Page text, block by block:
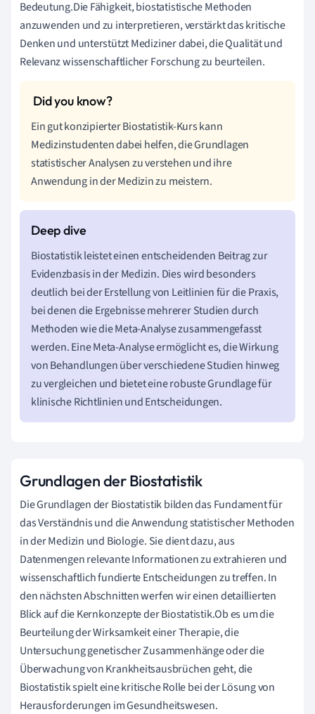
Bedeutung.Die Fähigkeit, biostatistische Methoden
anzuwenden und zu interpretieren, verstärkt das kritische
Denken und unterstützt Mediziner dabei, die Qualität und
Relevanz wissenschaftlicher Forschung zu beurteilen.
Ein gut konzipierter Biostatistik-Kurs kann
Medizinstudenten dabei helfen, die Grundlagen
statistischer Analysen zu verstehen und ihre
Anwendung in der Medizin zu meistern.
Biostatistik leistet einen entscheidenden Beitrag zur
Evidenzbasis in der Medizin. Dies wird besonders
deutlich bei der Erstellung von Leitlinien für die Praxis,
bei denen die Ergebnisse mehrerer Studien durch
Methoden wie die Meta-Analyse zusammengefasst
werden. Eine Meta-Analyse ermöglicht es, die Wirkung
von Behandlungen über verschiedene Studien hinweg
zu vergleichen und bietet eine robuste Grundlage für
klinische Richtlinien und Entscheidungen.
Grundlagen der Biostatistik
Die Grundlagen der Biostatistik bilden das Fundament für
das Verständnis und die Anwendung statistischer Methoden
in der Medizin und Biologie. Sie dient dazu, aus
Datenmengen relevante Informationen zu extrahieren und
wissenschaftlich fundierte Entscheidungen zu treffen. In
den nächsten Abschnitten werfen wir einen detaillierten
Blick auf die Kernkonzepte der Biostatistik.Ob es um die
Beurteilung der Wirksamkeit einer Therapie, die
Untersuchung genetischer Zusammenhänge oder die
Überwachung von Krankheitsausbrüchen geht, die
Biostatistik spielt eine kritische Rolle bei der Lösung von
Herausforderungen im Gesundheitswesen.